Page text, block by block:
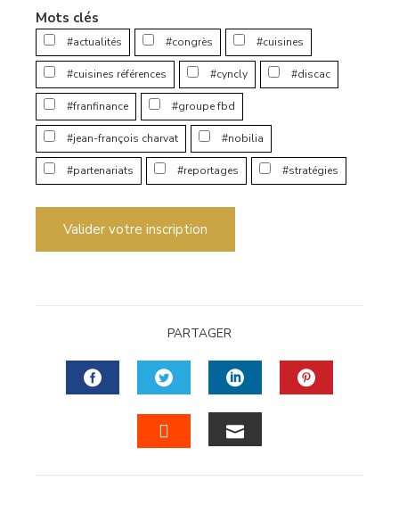
Mots clés
#actualités #congrès #cuisines
#cuisines références #cyncly #discac
#franfinance #groupe fbd
#jean-françois charvat #nobilia
#partenariats #reportages #stratégies
Valider votre inscription
PARTAGER
FACEBOOKTWITTERLINKEDIN